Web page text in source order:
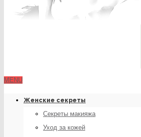
MENU
Женские секреты
Секреты макияжа
Уход за кожей